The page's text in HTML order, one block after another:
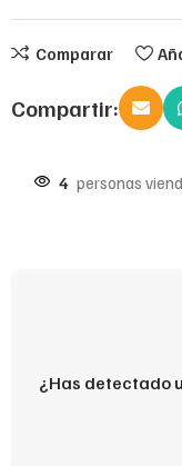
Comparar
Compartir:
4 personas
¿Has detectado